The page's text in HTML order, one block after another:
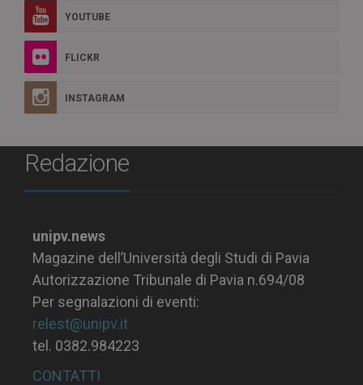
YOUTUBE
FLICKR
INSTAGRAM
Redazione
unipv.news
Magazine dell’Università degli Studi di Pavia
Autorizzazione Tribunale di Pavia n.694/08
Per segnalazioni di eventi:
relest@unipv.it
tel. 0382.984223
CONTATTI